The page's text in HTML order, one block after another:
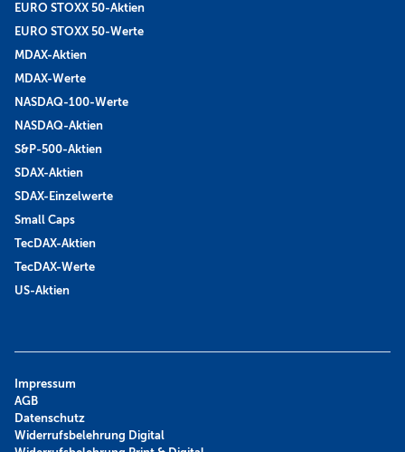
EURO STOXX 50-Aktien
EURO STOXX 50-Werte
MDAX-Aktien
MDAX-Werte
NASDAQ-100-Werte
NASDAQ-Aktien
S&P-500-Aktien
SDAX-Aktien
SDAX-Einzelwerte
Small Caps
TecDAX-Aktien
TecDAX-Werte
US-Aktien
Impressum
AGB
Datenschutz
Widerrufsbelehrung Digital